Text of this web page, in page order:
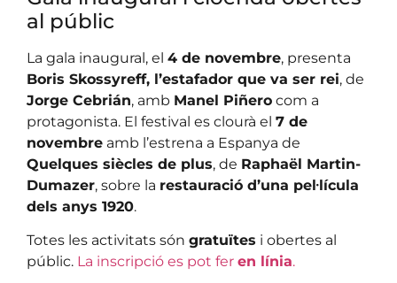
al públic
La gala inaugural, el 4 de novembre, presenta
Boris Skossyreff, l’estafador que va ser rei, de
Jorge Cebrián, amb Manel Piñero com a
protagonista. El festival es clourà el 7 de
novembre amb l’estrena a Espanya de
Quelques siècles de plus, de Raphaël Martin-
Dumazer, sobre la restauració d’una pel·lícula
dels anys 1920.
Totes les activitats són gratuïtes i obertes al
públic. La inscripció es pot fer en línia.